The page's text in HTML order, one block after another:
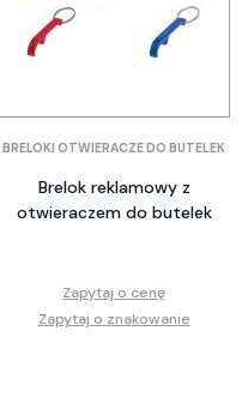
BRELOKI OTWIERACZE DO BUTELEK
Brelok reklamowy z
otwieraczem do butelek
Zapytaj o cenę
Zapytaj o znakowanie